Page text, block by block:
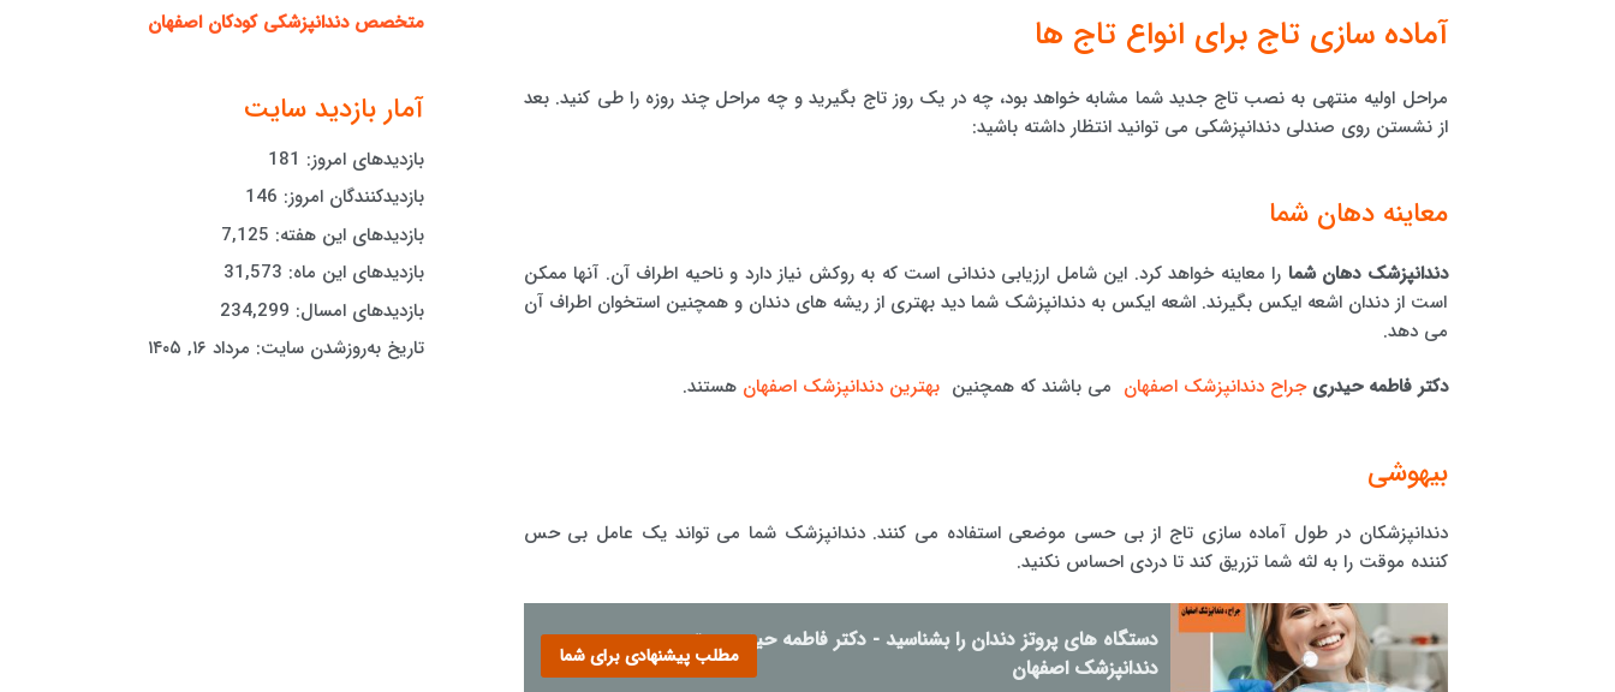
آماده سازی تاج برای انواع تاج ها
مراحل اولیه منتهی به نصب تاج جدید شما مشابه خواهد بود، چه در یک روز تاج بگیرید و چه مراحل چند روزه را طی کنید. بعد
از نشستن روی صندلی دندانپزشکی می توانید انتظار داشته باشید:
معاینه دهان شما
دندانپزشک دهان شما را معاینه خواهد کرد. این شامل ارزیابی دندانی است که به روکش نیاز دارد و ناحیه اطراف آن. آنها ممکن
است از دندان اشعه ایکس بگیرند. اشعه ایکس به دندانپزشک شما دید بهتری از ریشه های دندان و همچنین استخوان اطراف آن
می دهد.
دکتر فاطمه حیدری جراح دندانپزشک اصفهان می باشند که همچنینبهترین دندانپزشک اصفهان هستند.
بیهوشی
دندانپزشکان در طول آماده سازی تاج از بی حسی موضعی استفاده می کنند. دندانپزشک شما می تواند یک عامل بی حس
کننده موقت را به لثه شما تزریق کند تا دردی احساس نکنید.
دستگاه های پروتز دندان را بشناسید - دکتر فاطمه حیدری بهترین
دندانپزشک اصفهان
مطلب پیشنهادی برای شما
متخصص دندانپزشکی کودکان اصفهان
آمار بازدید سایت
بازدیدهای امروز: 181
بازدیدکنندگان امروز: 146
بازدیدهای این هفته: 7,125
بازدیدهای این ماه: 31,573
بازدیدهای امسال: 234,299
تاریخ به‌روزشدن سایت: مرداد ۱۶, ۱۴۰۵